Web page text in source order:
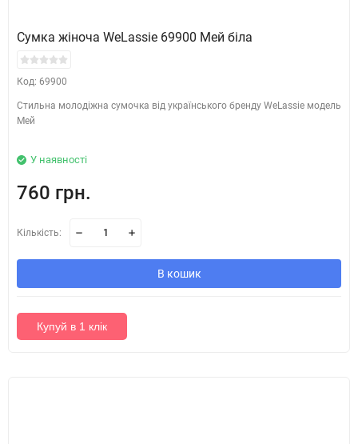
Сумка жіноча WeLassie 69900 Мей біла
Код: 69900
Стильна молодіжна сумочка від українського бренду WeLassie модель
Мей
У наявності
760 грн.
Кількість:
В кошик
Купуй в 1 клік